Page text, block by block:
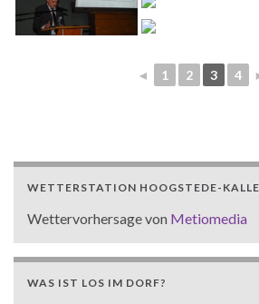
◄ 1 2 3 4
WETTERSTATION HOOGSTEDE-KALLE
Wettervorhersage von Metiomedia
WAS IST LOS IM DORF?